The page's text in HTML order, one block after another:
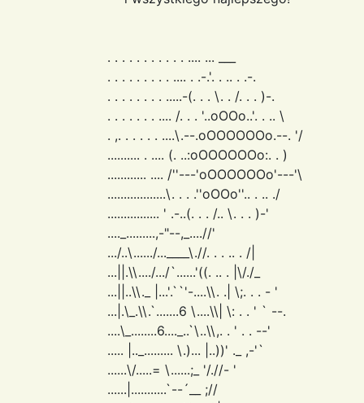
. . . . . . . . . . . .... ... ___
. . . . . . . . . .... . .-.'. . .. . .-.
. . . . . . . . .....-(. . . \. . /. . . )-.
. . . . . . . .... /. . . '..oOOo..'. . .. \
. ,. . . . . . ....\.--.oOOOOOOo.--. '/
.......... . .... (. ..:oOOOOOOo:. . )
............ .... /''---'oOOOOOOo'---'\
..................\. . . .''oOOo''.. . .. ./
................ ' .-..(. . . /.. \. . . )-'
...._.........,-"--,_....//'
.../..\....../...____\.//. . . .. . /|
...||.\\..../.../`......'((. .. . |\/./_
...||..\\._ |...'.``'-....\\. .| \;. . . - '
...|.\_.\\.`.......6 \....\\| \: . . ' ` --.
....\_........6...._..`\..\\,. . ' . . --'
..... |.._......... \.)... |..))' ._ ,-'`
......\/.....= \......;_ '/.//- '
......|...........`--´__ ;//